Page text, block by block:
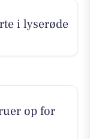
i lyserøde
op for